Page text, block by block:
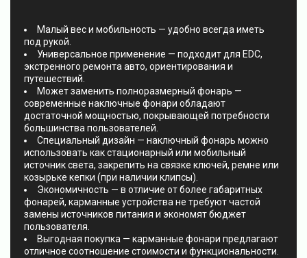
Малый вес и мобильность — удобно всегда иметь
под рукой.
Универсальное применение — подходит для EDC,
экстренного ремонта авто, ориентирования и
путешествий.
Может заменить полноразмерный фонарь —
современные наключные фонари обладают
достаточной мощностью, покрывающей потребности
большинства пользователей.
Специальный дизайн — наключный фонарь можно
использовать как стационарный или мобильный
источник света, закрепить на связке ключей, ремне или
козырьке кепки (при наличии клипсы).
Экономичность — в отличие от более габаритных
фонарей, карманные устройства не требуют частой
замены источников питания и экономят бюджет
пользователя.
Выгодная покупка — карманные фонари предлагают
отличное соотношение стоимости и функциональности.